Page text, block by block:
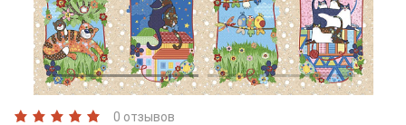
0 отзывов